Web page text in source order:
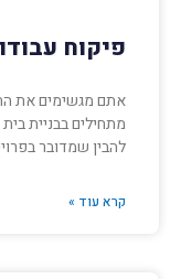
פיקוח
אתם מגשימים את
מתחילים בבניית
להבין שמדובר
קרא עוד »